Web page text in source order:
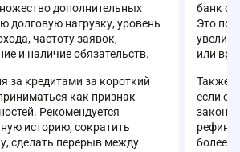
дополнительных
долговую нагрузку, уровень
частоту заявок,
и наличие обязательств.
за кредитами за короткий
как признак
Рекомендуется
историю, сократить
сделать перерыв между
банк с
Это
или
Также
если
более